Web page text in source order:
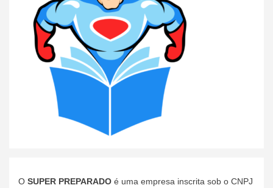
O SUPER PREPARADO é uma empresa inscrita sob o CNPJ